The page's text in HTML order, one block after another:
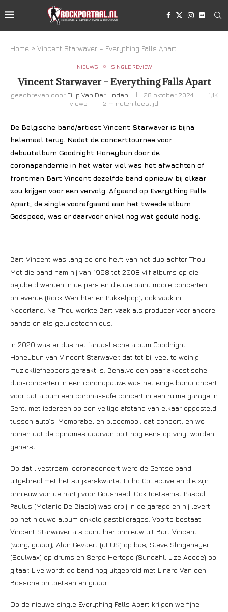
Home » Vincent Starwaver – Everything Falls Apart
NIEUWS SINGLE REVIEW
Vincent Starwaver – Everything Falls Apart
geschreven door Filip Van Der Linden 28 oktober 2024
1,1K
views
2 minuten leestijd
De Belgische band/artiest Vincent Starwaver is bijna
helemaal terug. Nadat de concerttournee voor
debuutalbum Goodnight Honeybun door de
coronapandemie in het water viel was het afwachten of
frontman Bart Vincent dezelfde band opnieuw bij elkaar
zou krijgen voor een vervolg. Afgaand op Everything Falls
Apart, de single voorafgaand aan het tweede album
Godspeed, was er daarvoor enkel nog wat geduld nodig.
Bart Vincent was lang de ene helft van het duo achter Thou.
Met die band nam hij van 1998 tot 2008 vijf albums op die
bejubeld werden in de pers en die die band mooie concerten
opleverde (Rock Werchter en Pukkelpop), ook vaak in
Nederland. Na Thou werkte Bart vaak als producer voor andere
bands en als geluidstechnicus.
In 2020 was er dus het fantastische album Goodnight
Honeybun van Vincent Starwaver, dat tot bij veel te weinig
muziekliefhebbers geraakt is. Behalve een paar akoestische
duo-concerten in een coronapauze was het enige bandconcert
voor dat album een corona-safe concert in een ruime garage in
Gent, met iedereen op een veilige afstand van elkaar opgesteld
tussen auto’s. Memorabel en bloedmooi, dat concert, en we
hopen dat de opnames daarvan ooit nog eens op vinyl worden
geperst.
Op dat livestream-coronaconcert werd de Gentse band
uitgebreid met het strijkerskwartet Echo Collective en die zijn
opnieuw van de partij voor Godspeed. Ook toetsenist Pascal
Paulus (Melanie De Biasio) was erbij in de garage en hij levert
op het nieuwe album enkele gastbijdrages. Voorts bestaat
Vincent Starwaver als band hier opnieuw uit Bart Vincent
(zang, gitaar), Alan Gevaert (dEUS) op bas, Steve Slingeneyer
(Soulwax) op drums en Serge Hertoge (Sundahl, Lize Accoe) op
gitaar. Live wordt de band nog uitgebreid met Linard Van den
Bossche op toetsen en gitaar.
Op de nieuwe single Everything Falls Apart krijgen we fijne